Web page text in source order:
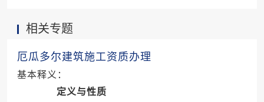
相关专题
厄瓜多尔建筑施工资质办理
基本释义：
定义与性质